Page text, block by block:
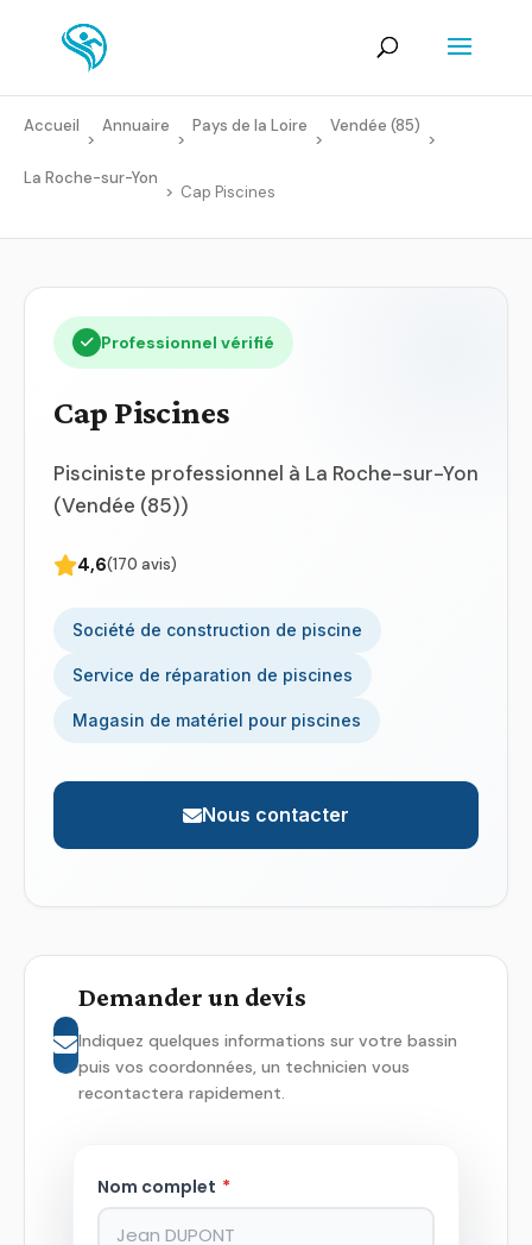
Accueil
>
Annuaire
>
Pays de la Loire
>
Vendée (85)
>
La Roche-sur-Yon
> Cap Piscines
Professionnel vérifié
Cap Piscines
Pisciniste professionnel à La Roche-sur-Yon
(Vendée (85))
4,6(170 avis)
Société de construction de piscine
Service de réparation de piscines
Magasin de matériel pour piscines
Nous contacter
Demander un devis
Indiquez quelques informations sur votre bassin
puis vos coordonnées, un technicien vous
recontactera rapidement.
Nom complet *